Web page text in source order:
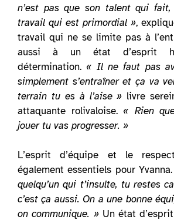
n’est pas que son talent qui fait,
travail qui est primordial »,
travail qui ne se limite pas à
aussi à un état d’esprit
détermination. « Il ne faut pas
simplement s’entraîner et ça va
terrain tu es à l’aise » livre
attaquante rolivaloise. « Rien
jouer tu vas progresser. »
L’esprit d’équipe et le
également essentiels pour Yvanna.
quelqu’un qui t’insulte, tu restes
c’est ça aussi. On a une bonne
on communique. »Un état